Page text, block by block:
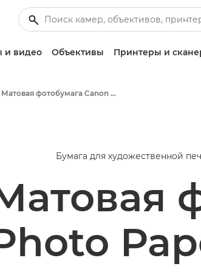
и видео Объективы Принтеры и
Матовая фотобумага Canon Matte MP-101 — A4
Бумага для художественной